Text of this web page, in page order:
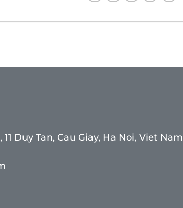
Duy Tan, Cau Giay, Ha Noi, Viet Nam